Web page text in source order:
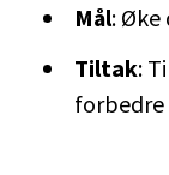
Mål:
Tiltak: